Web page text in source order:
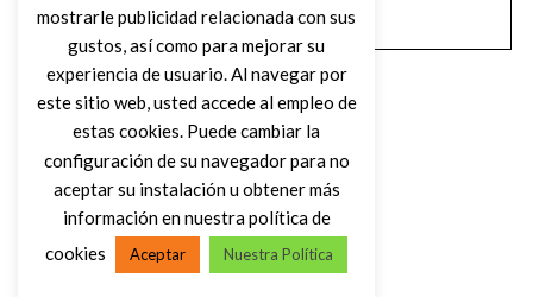
VOLVER AL INICIO
mostrarle publicidad relacionada con sus
gustos, así como para mejorar su
experiencia de usuario. Al navegar por
este sitio web, usted accede al empleo de
estas cookies. Puede cambiar la
configuración de su navegador para no
aceptar su instalación u obtener más
información en nuestra política de
cookies
Aceptar Nuestra Política